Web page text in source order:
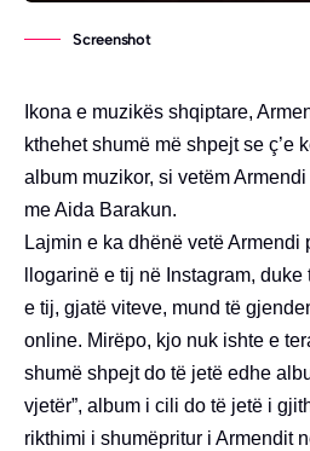
Screenshot
Ikona e muzikës shqiptare,
kthehet shumë më shpejt se ç’e
album muzikor, si vetëm
me Aida Barakun.
Lajmin e ka dhënë vetë Armendi
llogarinë e tij në Instagram,
e tij, gjatë viteve, mund të
online. Mirëpo, kjo nuk ishte e
shumë shpejt do të jetë edhe
vjetër”, album i cili do të jetë i
rikthimi i shumëpritur i Armendit